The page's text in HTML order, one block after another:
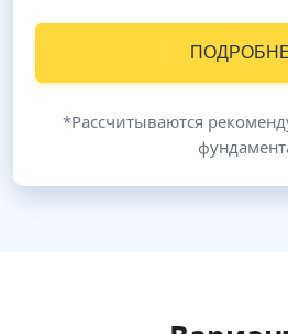
*Рассчитываются